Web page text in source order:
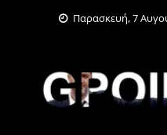
Παρασκευή, 7
G-